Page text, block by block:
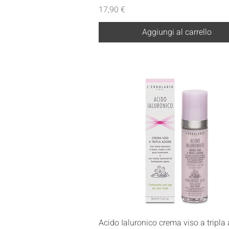
Prezzo
17,90 €
Aggiungi al carrello
Vista rapida
Acido Ialuronico crema viso a tripla